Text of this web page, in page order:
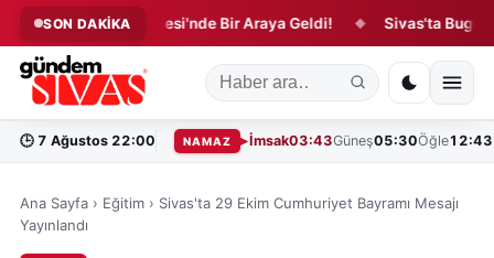
SON DAKİKA
Arifan Külliyesi'nde Bir Araya Geldi! ◆ Sivas'ta Bugün
🕒 7 Ağustos 22:00 NAMAZ İmsak03:43Güneş05:30Öğle12:43
Ana Sayfa › Eğitim › Sivas'ta 29 Ekim Cumhuriyet Bayramı Mesajı
Yayınlandı